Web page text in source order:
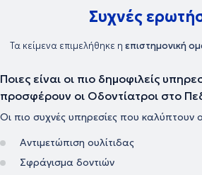
Συχνές
Τα κείμενα επιμελήθηκε η επιστημονική
Ποιες είναι οι πιο δημοφιλείς
προσφέρουν οι Οδοντίατροι στο
Οι πιο συχνές υπηρεσίες που καλύπτουν
Αντιμετώπιση ουλίτιδας
Σφράγισμα δοντιών